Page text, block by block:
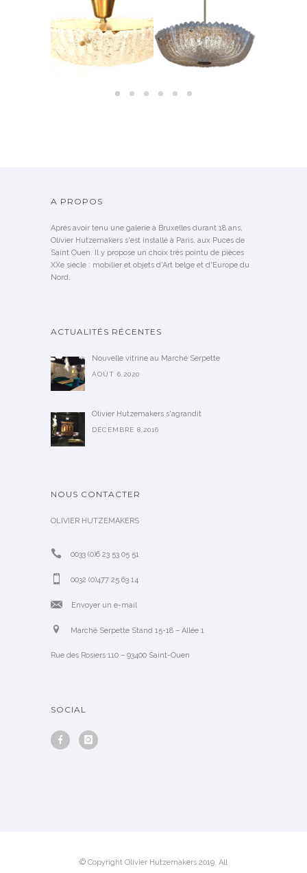
LUSTRE EN VERRE MOULÉ
SUÉDOIS ORREFORS –
1960
ORREFORS SUÈDE, 1950
A PROPOS
Après avoir tenu une galerie à Bruxelles durant 18 ans,
Olivier Hutzemakers s'est installé à Paris, aux Puces de
Saint Ouen. Il y propose un choix très pointu de pièces
XXe siècle : mobilier et objets d'Art belge et d'Europe du
Nord.
ACTUALITÉS RÉCENTES
Nouvelle vitrine au Marché Serpette
AOÛT 6,2020
Olivier Hutzemakers s'agrandit
DÉCEMBRE 8,2016
NOUS CONTACTER
OLIVIER HUTZEMAKERS
0033 (0)6 23 53 05 51
0032 (0)477 25 63 14
Envoyer un e-mail
Marché Serpette Stand 15-18 – Allée 1
Rue des Rosiers 110 – 93400 Saint-Ouen
SOCIAL
© Copyright Olivier Hutzemakers 2019. All